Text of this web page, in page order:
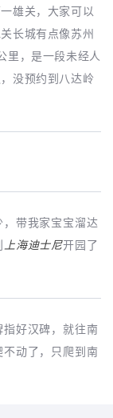
雄关，大家可以
长城有点像苏州
里，是一段未经人
没预约到八达岭
带我家宝宝溜达
上海迪士尼开园了
好汉碑，就往南
动了，只爬到南